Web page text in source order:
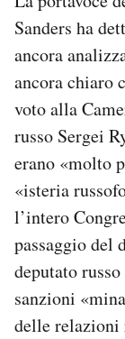
Sanders ha
ancora
ancora chiaro
voto alla
russo Sergei
erano «molto
«isteria
l’intero
passaggio del
deputato
sanzioni
delle relazioni